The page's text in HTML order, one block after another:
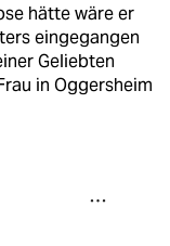
hätte wäre er
eingegangen
Geliebten
in Oggersheim